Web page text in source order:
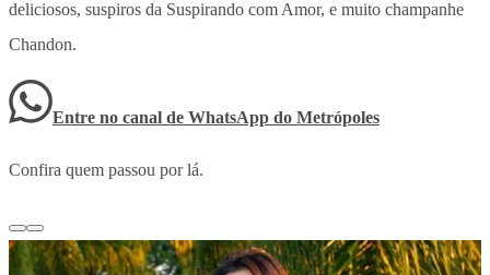
deliciosos, suspiros da Suspirando com Amor, e muito champanhe
Chandon.
Entre no canal de WhatsApp do Metrópoles
Confira quem passou por lá.